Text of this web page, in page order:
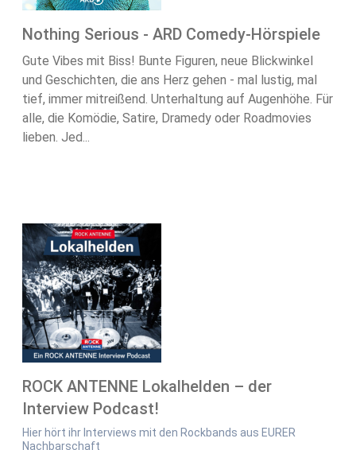
Nothing Serious - ARD Comedy-Hörspiele
Gute Vibes mit Biss! Bunte Figuren, neue Blickwinkel
und Geschichten, die ans Herz gehen - mal lustig, mal
tief, immer mitreißend. Unterhaltung auf Augenhöhe. Für
alle, die Komödie, Satire, Dramedy oder Roadmovies
lieben. Jed...
ROCK ANTENNE Lokalhelden – der
Interview Podcast!
Hier hört ihr Interviews mit den Rockbands aus EURER
Nachbarschaft